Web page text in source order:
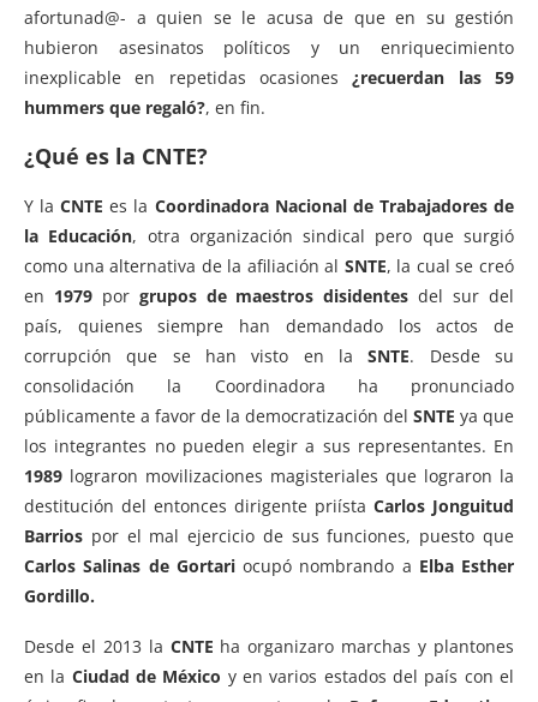
afortunad@- a quien se le acusa de que en su gestión
hubieron asesinatos políticos y un enriquecimiento
inexplicable en repetidas ocasiones¿recuerdan las 59
hummers que regaló?, en fin.
¿Qué es la CNTE?
Y laCNTE es la Coordinadora Nacional de Trabajadores de
la Educación, otra organización sindical pero que surgió
como una alternativa de la afiliación al SNTE, la cual se creó
en 1979porgrupos de maestros disidentes del sur del
país, quienes siempre han demandado los actos de
corrupción que se han visto en laSNTE. Desde su
consolidación la Coordinadora ha pronunciado
públicamente a favor de la democratización del SNTE ya que
los integrantes no pueden elegir a sus representantes. En
1989 lograron movilizaciones magisteriales que lograron la
destitución del entonces dirigente priísta Carlos Jonguitud
Barrios por el mal ejercicio de sus funciones, puesto que
Carlos Salinas de Gortariocupó nombrando a Elba Esther
Gordillo.
Desde el 2013 la CNTE ha organizaro marchas y plantones
en la Ciudad de México y en varios estados del país con el